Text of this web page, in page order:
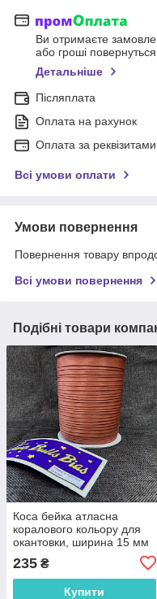
Ви отримаєте
або гроші
Детальніше
Післяплата
Оплата на рахунок
Оплата за реквізитами
Всі умови оплати
Умови повернення
Повернення товару
Всі умови повернення
Подібні товари
Коса бейка атласна
коралового кольору для
окантовки, ширина 15 мм
235 ₴
Купити